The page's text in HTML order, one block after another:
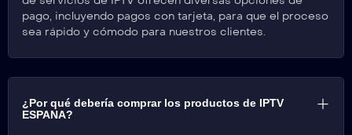
pago, incluyendo pagos con tarjeta, para que el proceso
sea rápido y cómodo para nuestros clientes.
¿Por qué debería comprar los productos de IPTV
ESPANA?